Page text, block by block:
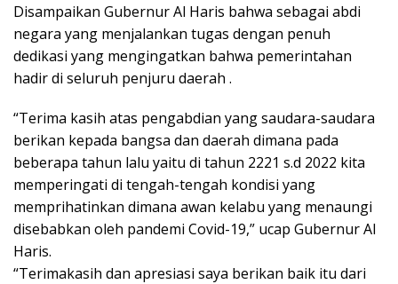
Disampaikan Gubernur Al Haris bahwa sebagai abdi
negara yang menjalankan tugas dengan penuh
dedikasi yang mengingatkan bahwa pemerintahan
hadir di seluruh penjuru daerah .
“Terima kasih atas pengabdian yang saudara-saudara
berikan kepada bangsa dan daerah dimana pada
beberapa tahun lalu yaitu di tahun 2221 s.d 2022 kita
memperingati di tengah-tengah kondisi yang
memprihatinkan dimana awan kelabu yang menaungi
disebabkan oleh pandemi Covid-19,” ucap Gubernur Al
Haris.
“Terimakasih dan apresiasi saya berikan baik itu dari